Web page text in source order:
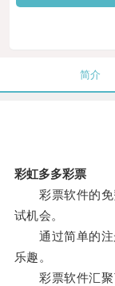
简介
彩虹多多彩票
彩票软件的免
试机会。
通过简单的注
乐趣。
彩票软件汇聚